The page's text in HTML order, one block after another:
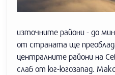
източните райони - до
от страната ще
централните райони на
слаб от юг-югозапад.